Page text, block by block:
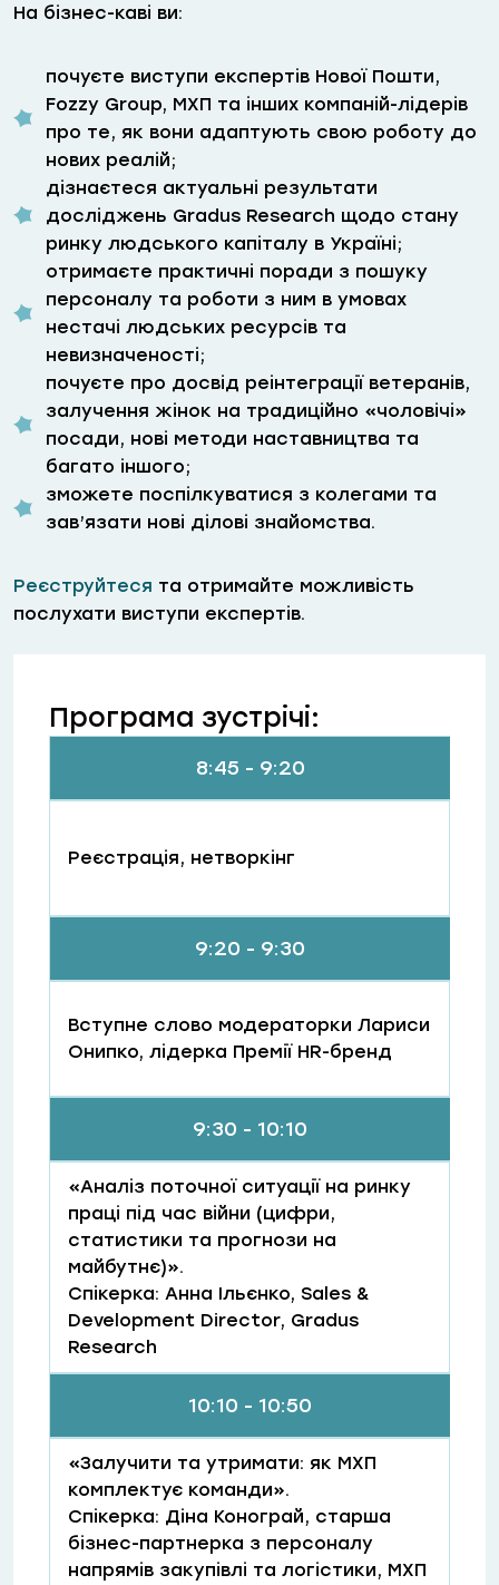
На бізнес-каві ви:
почуєте виступи експертів Нової Пошти,
Fozzy Group, МХП та інших компаній-лідерів
про те, як вони адаптують свою роботу до
нових реалій;
дізнаєтеся актуальні результати
досліджень Gradus Research щодо стану
ринку людського капіталу в Україні;
отримаєте практичні поради з пошуку
персоналу та роботи з ним в умовах
нестачі людських ресурсів та
невизначеності;
почуєте про досвід реінтеграції ветеранів,
залучення жінок на традиційно «чоловічі»
посади, нові методи наставництва та
багато іншого;
зможете поспілкуватися з колегами та
зав’язати нові ділові знайомства.
Реєструйтеся та отримайте можливість
послухати виступи експертів.
Програма зустрічі:
8:45 - 9:20
Реєстрація, нетворкінг
9:20 - 9:30
Вступне слово модераторки Лариси
Онипко, лідерка Премії HR-бренд
9:30 - 10:10
«Аналіз поточної ситуації на ринку
праці під час війни (цифри,
статистики та прогнози на
майбутнє)».
Спікерка: Анна Ільєнко, Sales &
Development Director, Gradus
Research
10:10 - 10:50
«Залучити та утримати: як МХП
комплектує команди».
Спікерка: Діна Конограй, старша
бізнес-партнерка з персоналу
напрямів закупівлі та логістики, МХП